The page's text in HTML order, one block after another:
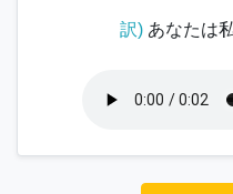
訳)あなたは